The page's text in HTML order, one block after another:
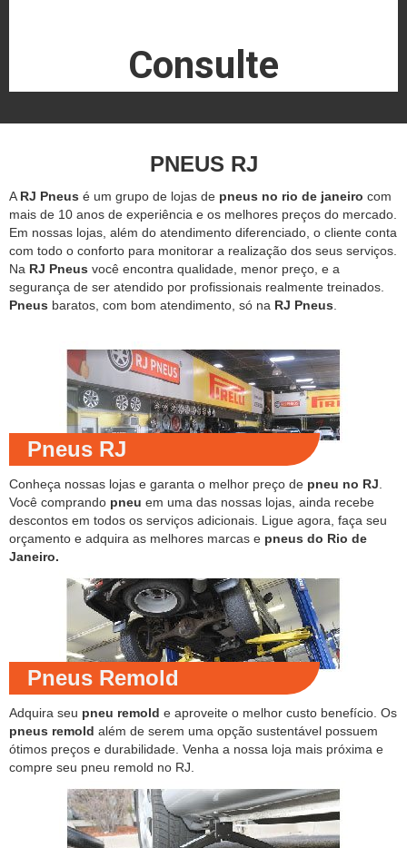
Consulte
PNEUS RJ
A RJ Pneus é um grupo de lojas de pneus no rio de janeiro com
mais de 10 anos de experiência e os melhores preços do mercado.
Em nossas lojas, além do atendimento diferenciado, o cliente conta
com todo o conforto para monitorar a realização dos seus serviços.
Na RJ Pneus você encontra qualidade, menor preço, e a
segurança de ser atendido por profissionais realmente treinados.
Pneus baratos, com bom atendimento, só na RJ Pneus
Pneus RJ
Conheça nossas lojas e garanta o melhor preço de pneu no RJ
Você comprando pneu em uma das nossas lojas, ainda recebe
descontos em todos os serviços adicionais. Ligue agora, faça seu
orçamento e adquira as melhores marcas e pneus do Rio de
Janeiro.
Pneus Remold
Adquira seu pneu remold e aproveite o melhor custo benefício. Os
pneus remold além de serem uma opção sustentável possuem
ótimos preços e durabilidade. Venha a nossa loja mais próxima e
compre seu pneu remold no RJ.